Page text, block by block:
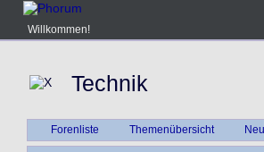
Willkommen!
Technik
Forenliste Themenübersicht